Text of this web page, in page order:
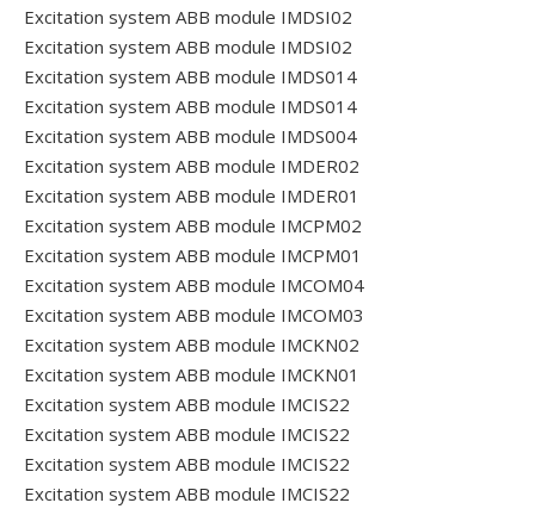
Excitation system ABB module IMDSI02
Excitation system ABB module IMDSI02
Excitation system ABB module IMDS014
Excitation system ABB module IMDS014
Excitation system ABB module IMDS004
Excitation system ABB module IMDER02
Excitation system ABB module IMDER01
Excitation system ABB module IMCPM02
Excitation system ABB module IMCPM01
Excitation system ABB module IMCOM04
Excitation system ABB module IMCOM03
Excitation system ABB module IMCKN02
Excitation system ABB module IMCKN01
Excitation system ABB module IMCIS22
Excitation system ABB module IMCIS22
Excitation system ABB module IMCIS22
Excitation system ABB module IMCIS22